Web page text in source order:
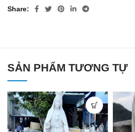
Share
SẢN PHẨM TƯƠNG TỰ